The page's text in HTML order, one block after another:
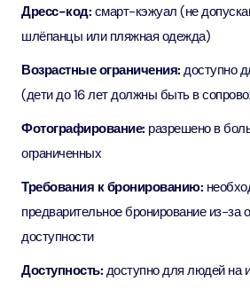
Дресс-код: смарт-кэжуал (не
шлёпанцы или пляжная одежда)
Возрастные ограничения: доступно
(дети до 16 лет должны быть в
Фотографирование: разрешено в
ограниченных
Требования к бронированию:
предварительное бронирование из-за
доступности
Доступность: доступно для людей на